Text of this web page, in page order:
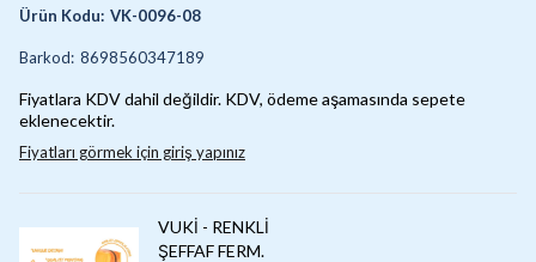
Ürün Kodu: VK-0096-08
Barkod: 8698560347189
Fiyatlara KDV dahil değildir. KDV, ödeme aşamasında sepete
eklenecektir.
Fiyatları görmek için giriş yapınız
VUKİ - RENKLİ
ŞEFFAF FERM.